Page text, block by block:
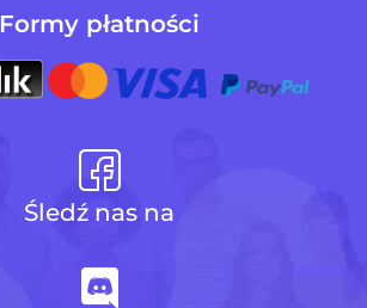
Formy płatności
Śledź nas na